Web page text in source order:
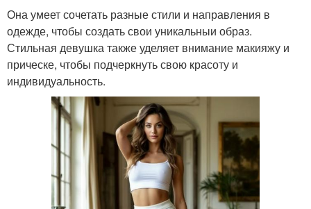
Она умеет сочетать разные стили и направления в
одежде, чтобы создать свои уникальныи образ.
Стильная девушка также уделяет внимание макияжу и
прическе, чтобы подчеркнуть свою красоту и
индивидуальность.